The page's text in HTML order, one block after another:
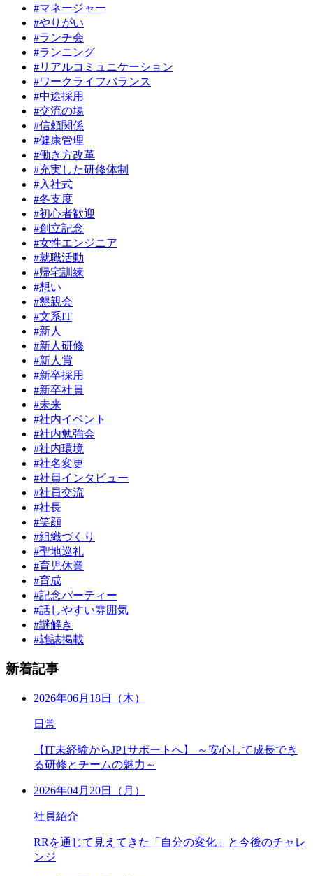
#マネージャー
#やりがい
#ランチ会
#ランニング
#リアルコミュニケーション
#ワークライフバランス
#中途採用
#交流の場
#信頼関係
#健康管理
#働き方改革
#充実した研修体制
#入社式
#冬支度
#初心者歓迎
#創立記念
#女性エンジニア
#就職活動
#帰宅訓練
#想い
#懇親会
#文系IT
#新人
#新人研修
#新人賞
#新卒採用
#新卒社員
#未来
#社内イベント
#社内勉強会
#社内環境
#社名変更
#社員インタビュー
#社員交流
#社長
#笑顔
#組織づくり
#聖地巡礼
#育児休業
#育成
#記念パーティー
#話しやすい雰囲気
#謎解き
#雑誌掲載
新着記事
2026年06月18日（木）
日常
【IT未経験からJP1サポートへ】 ～安心して成長でき
る研修とチームの魅力～
2026年04月20日（月）
社員紹介
RRを通じて見えてきた「自分の変化」と今後のチャレ
ンジ